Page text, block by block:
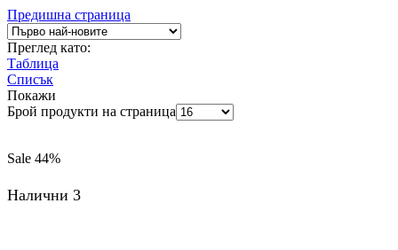
Предишна страница
Преглед като:
Таблица
Списък
Покажи
Брой продукти на страница
Sale 44%
Налични 3